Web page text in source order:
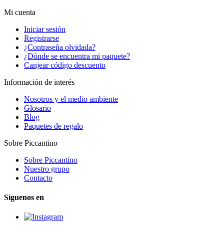
Mi cuenta
Iniciar sesión
Registrarse
¿Contraseña olvidada?
¿Dónde se encuentra mi paquete?
Canjear código descuento
Información de interés
Nosotros y el medio ambiente
Glosario
Blog
Paquetes de regalo
Sobre Piccantino
Sobre Piccantino
Nuestro grupo
Contacto
Síguenos en